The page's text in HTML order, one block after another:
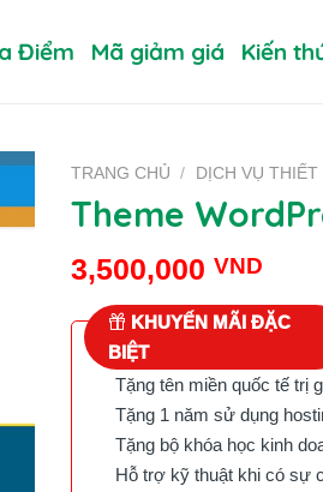
Điểm Mã giảm giá Kiến
TRANG CHỦ / DỊCH VỤ
Theme
3,500,000 VND
KHUYẾN MÃI ĐẶC
BIỆT
Tặng tên miền quốc tế trị
Tặng 1 năm sử dụng
Tặng bộ khóa học kinh
Hỗ trợ kỹ thuật khi có sự